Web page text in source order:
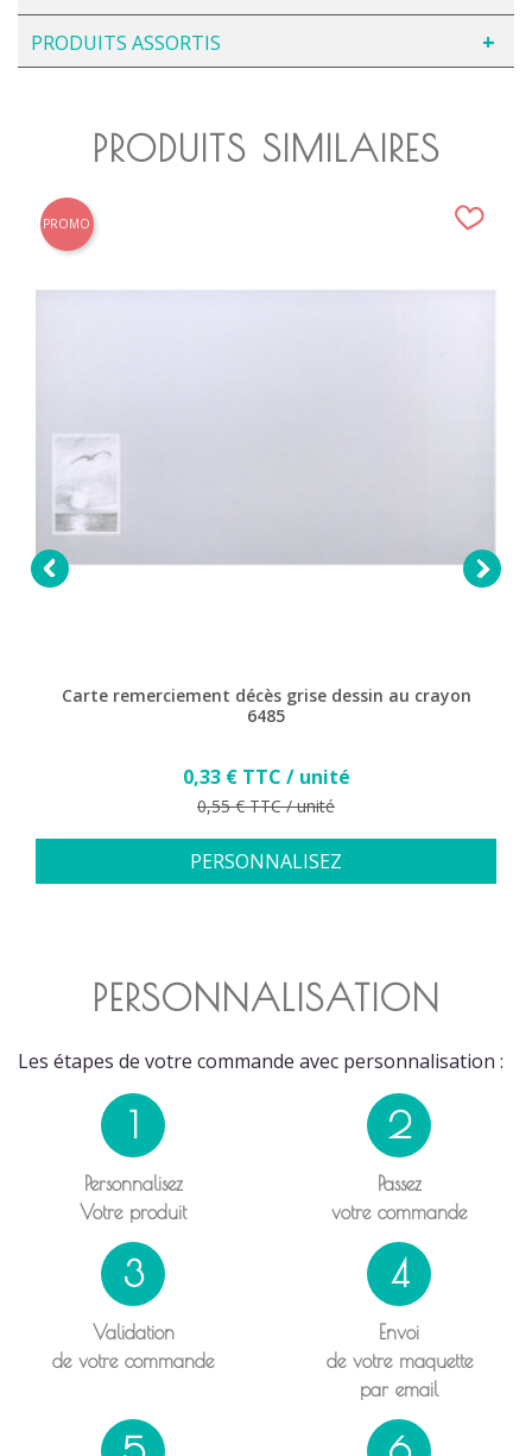
PRODUITS ASSORTIS
PRODUITS SIMILAIRES

Carte remerciement décès grise dessin au crayon
6485
Prix
0,33 € TTC / unité
Prix de base
0,55 € TTC / unité
PERSONNALISEZ
PROMO

PERSONNALISATION
Les étapes de votre commande avec personnalisation :
1
Personnalisez
Votre produit
2
Passez
votre commande
3
Validation
de votre commande
4
Envoi
de votre maquette
par email